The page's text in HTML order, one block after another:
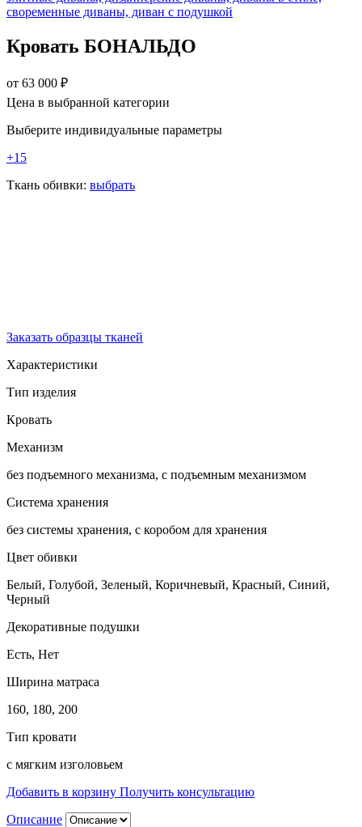
Кровать БОНАЛЬДО
от 63 000 ₽
Цена в выбранной категории
Выберите индивидуальные параметры
+15
Ткань обивки: выбрать
Заказать образцы тканей
Характеристики
Тип изделия
Кровать
Механизм
без подъемного механизма, с подъемным механизмом
Система хранения
без системы хранения, с коробом для хранения
Цвет обивки
Белый, Голубой, Зеленый, Коричневый, Красный, Синий,
Черный
Декоративные подушки
Есть, Нет
Ширина матраса
160, 180, 200
Тип кровати
с мягким изголовьем
Добавить в корзину Получить консультацию
Описание